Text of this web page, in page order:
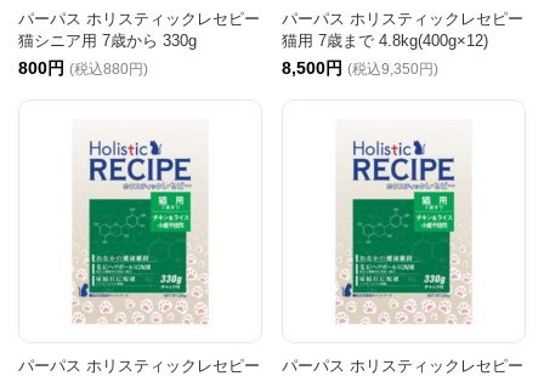
パーパス ホリスティックレセピー
猫シニア用 7歳から 330g
800円 (税込880円)
パーパス ホリスティックレセピー
猫用 7歳まで 4.8kg(400g×12)
8,500円 (税込9,350円)
パーパス ホリスティックレセピー
パーパス ホリスティックレセピー